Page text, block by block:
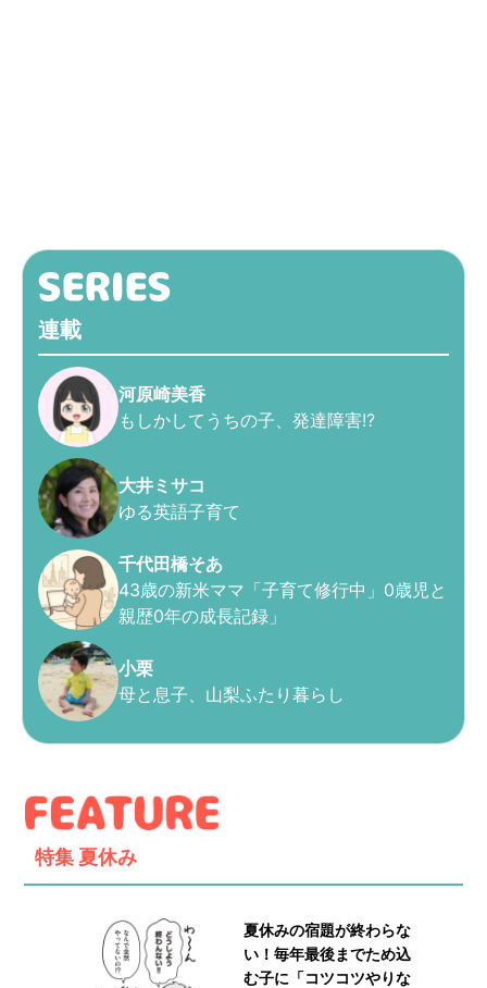
連載
河原崎美香
もしかしてうちの子、発達障害!?
大井ミサコ
ゆる英語子育て
千代田橋そあ
43歳の新米ママ「子育て修行中」0歳児と
親歴0年の成長記録」
小栗
母と息子、山梨ふたり暮らし
特集 夏休み
夏休みの宿題が終わらな
い！毎年最後までため込
む子に「コツコツやりな